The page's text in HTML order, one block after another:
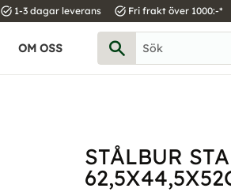
task_alt 1-3 dagar leverans task_alt Fri frakt över 1000:-*
OM OSS
STÅLBUR